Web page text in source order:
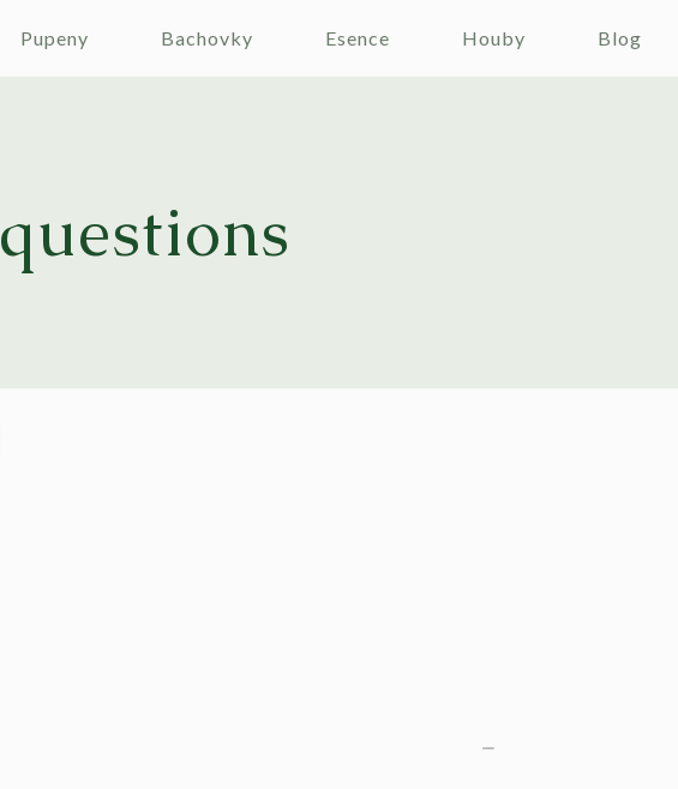
Pupeny Bachovky Esence Houby Blog